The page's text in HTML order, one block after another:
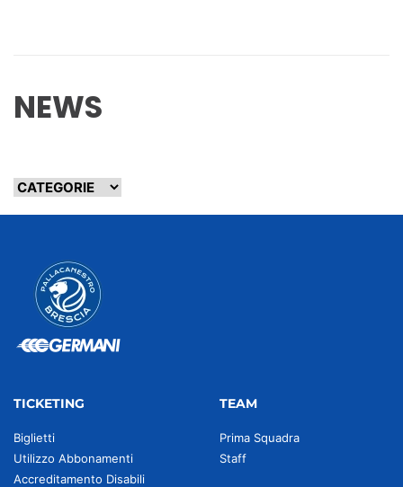
NEWS
TICKETING
Biglietti
Utilizzo Abbonamenti
Accreditamento Disabili
TEAM
Prima Squadra
Staff